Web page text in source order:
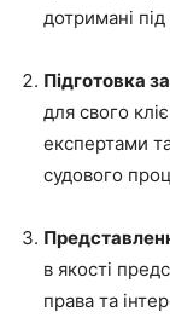
дотримані
Підготовка
для свого
експертами
судового
в якості
права та